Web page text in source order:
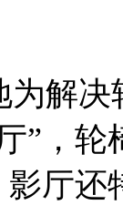
解决
”，
影厅